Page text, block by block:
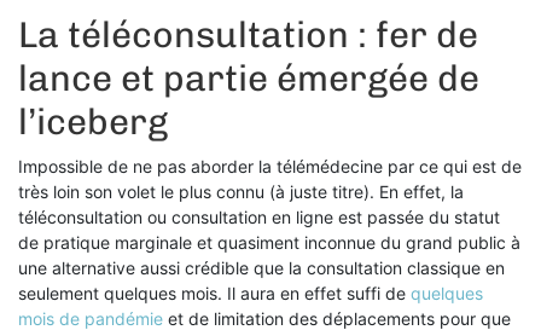
La téléconsultation : fer de
lance et partie émergée de
l’iceberg
Impossible de ne pas aborder la télémédecine par ce qui est de
très loin son volet le plus connu (à juste titre). En effet, la
téléconsultation ou consultation en ligne est passée du statut
de pratique marginale et quasiment inconnue du grand public à
une alternative aussi crédible que la consultation classique en
seulement quelques mois. Il aura en effet suffi de quelques
mois de pandémie et de limitation des déplacements pour que